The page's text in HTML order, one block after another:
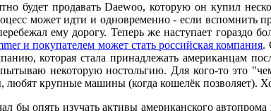
будет продавать Daewoo, которую он купил
может идти и одновременно - если вспомнить
ему дорогу. Теперь же наступает гораздо
и покупателем может стать российская компания.
которая стала принадлежать американцам
некоторую ностольгию. Для кого-то это
крупные машины (когда кошелёк позволяет).
бы опять изучать активы американского